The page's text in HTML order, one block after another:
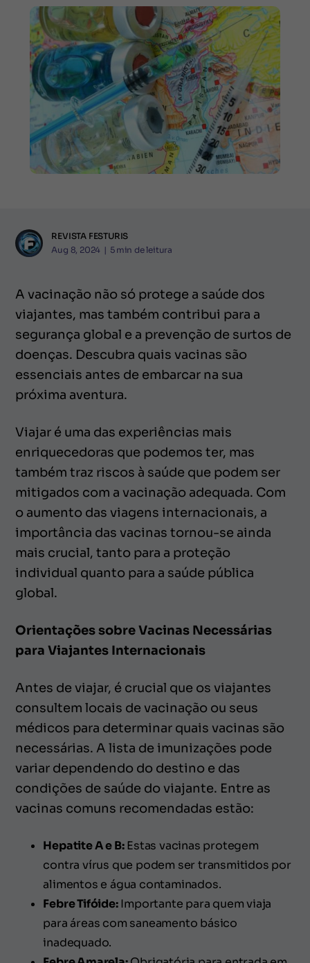
REVISTA FESTURIS
Aug 8, 2024 | 5 min de leitura
A vacinação não só protege a saúde dos
viajantes, mas também contribui para a
segurança global e a prevenção de surtos de
doenças. Descubra quais vacinas são
essenciais antes de embarcar na sua
próxima aventura.
Viajar é uma das experiências mais
enriquecedoras que podemos ter, mas
também traz riscos à saúde que podem ser
mitigados com a vacinação adequada. Com
o aumento das viagens internacionais, a
importância das vacinas tornou-se ainda
mais crucial, tanto para a proteção
individual quanto para a saúde pública
global.
Orientações sobre Vacinas Necessárias
para Viajantes Internacionais
Antes de viajar, é crucial que os viajantes
consultem locais de vacinação ou seus
médicos para determinar quais vacinas são
necessárias. A lista de imunizações pode
variar dependendo do destino e das
condições de saúde do viajante. Entre as
vacinas comuns recomendadas estão:
Hepatite A e B:Estas vacinas protegem
contra vírus que podem ser transmitidos por
alimentos e água contaminados.
Febre Tifóide:Importante para quem viaja
para áreas com saneamento básico
inadequado.